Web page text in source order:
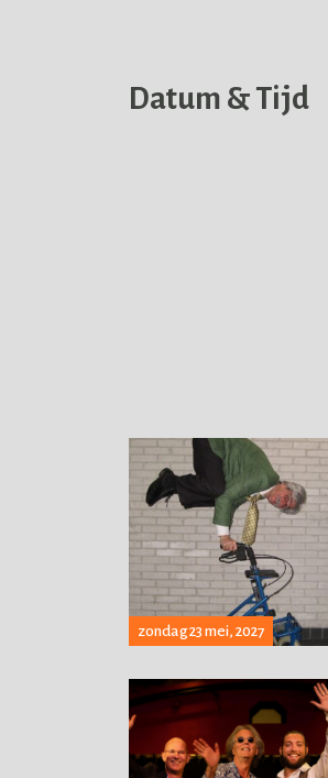
Datum & Tijd
zondag 23 mei, 2027